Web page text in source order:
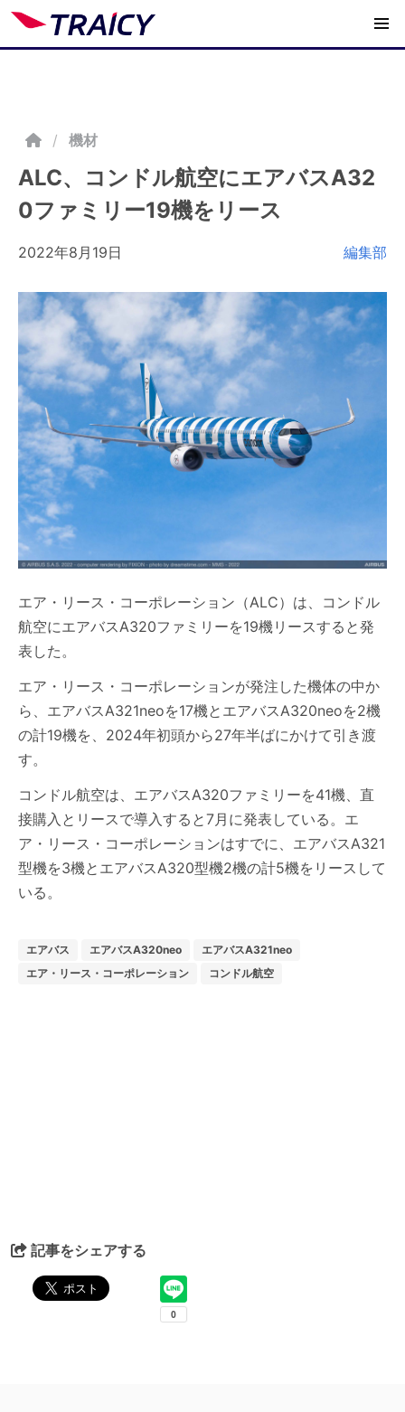
/ 機材
ALC、コンドル航空にエアバスA32
0ファミリー19機をリース
2022年8月19日 編集部
エア・リース・コーポレーション（ALC）は、コンドル
航空にエアバスA320ファミリーを19機リースすると発
表した。
エア・リース・コーポレーションが発注した機体の中か
ら、エアバスA321neoを17機とエアバスA320neoを2機
の計19機を、2024年初頭から27年半ばにかけて引き渡
す。
コンドル航空は、エアバスA320ファミリーを41機、直
接購入とリースで導入すると7月に発表している。エ
ア・リース・コーポレーションはすでに、エアバスA321
型機を3機とエアバスA320型機2機の計5機をリースして
いる。
エアバス エアバスA320neo
エアバスA321neo
エア・リース・コーポレーション
コンドル航空
記事をシェアする